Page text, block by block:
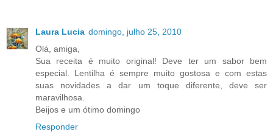
Laura Lucia domingo, julho 25, 2010
Olá, amiga,
Sua receita é muito original! Deve ter um sabor bem
especial. Lentilha é sempre muito gostosa e com estas
suas novidades a dar um toque diferente, deve ser
maravilhosa.
Beijos e um ótimo domingo
Responder